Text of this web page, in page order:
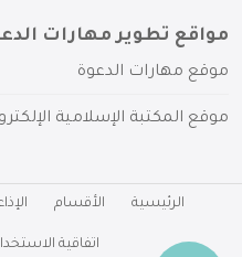
مواقع تطوير مهارات
موقع مهارات الدعوة
موقع المكتبة الإسلامية
الرئيسية الأقسام
اتفاقية